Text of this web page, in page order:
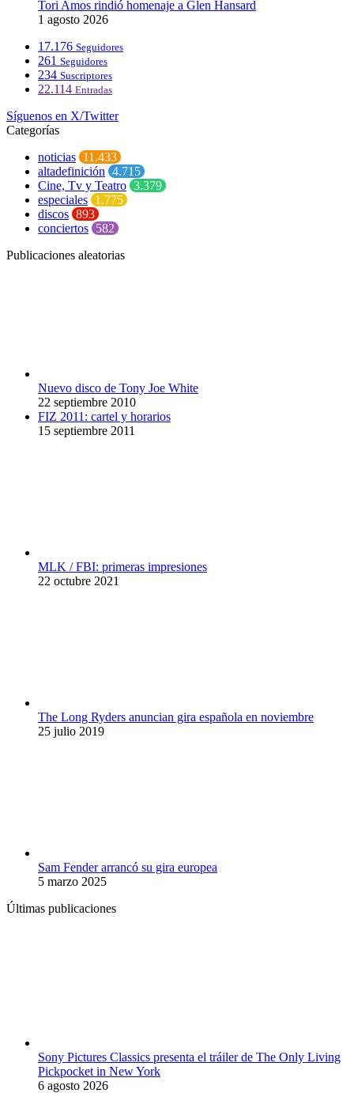
Tori Amos rindió homenaje a Glen Hansard
1 agosto 2026
17.176 Seguidores
261 Seguidores
234 Suscriptores
22.114 Entradas
Síguenos en X/Twitter
Categorías
noticias 11.433
altadefinición 4.715
Cine, Tv y Teatro 3.379
especiales 1.775
discos 893
conciertos 582
Publicaciones aleatorias
Nuevo disco de Tony Joe White
22 septiembre 2010
FIZ 2011: cartel y horarios
15 septiembre 2011
MLK / FBI: primeras impresiones
22 octubre 2021
The Long Ryders anuncian gira española en noviembre
25 julio 2019
Sam Fender arrancó su gira europea
5 marzo 2025
Últimas publicaciones
Sony Pictures Classics presenta el tráiler de The Only Living
Pickpocket in New York
6 agosto 2026